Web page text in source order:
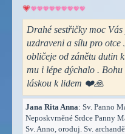
Drahé sestřičky moc
uzdraveni a sílu pro otce
obličeje od zánětu dutin
mu i lépe dýchalo . Bohu
láskou k lidem ❤️🙏
Jana Rita Anna: Sv. Panno
Neposkvrněné Srdce Panny
Sv. Anno, oroduj. Sv.